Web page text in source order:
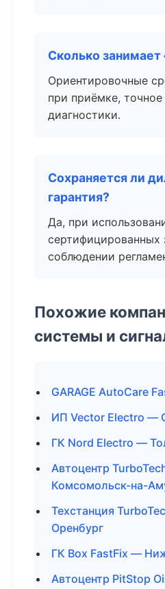
Сколько
Ориентировочные
при приёмке,
диагностики.
Сохраняется ли
гарантия?
Да, при
сертифицированных
соблюдении
Похожие
системы и
GARAGE AutoCare
ИП Vector Electro —
ГК Nord Electro —
Автоцентр
Комсомольск-на-
Техстанция
Оренбург
ГК Box FastFix —
Автоцентр PitStop